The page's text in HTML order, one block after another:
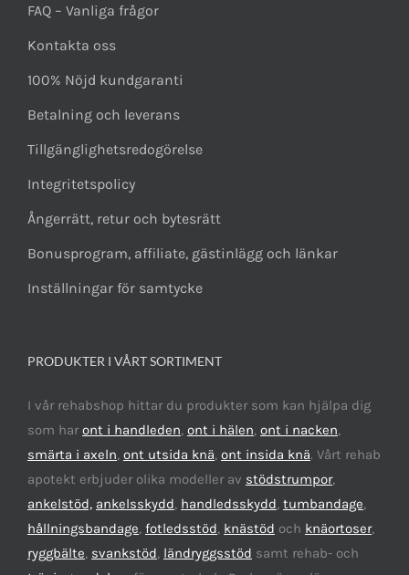
FAQ – Vanliga frågor
Kontakta oss
100% Nöjd kundgaranti
Betalning och leverans
Tillgänglighetsredogörelse
Integritetspolicy
Ångerrätt, retur och bytesrätt
Bonusprogram, affiliate, gästinlägg och länkar
Inställningar för samtycke
PRODUKTER I VÅRT SORTIMENT
I vår rehabshop hittar du produkter som kan hjälpa dig
som haront i handleden, ont i hälen, ont i nacken,
smärta i axeln, ont utsida knä, ont insida knä. Vårt rehab
apotekt erbjuder olika modeller av stödstrumpor,
ankelstöd, ankelsskydd, handledsskydd, tumbandage,
hållningsbandage, fotledsstöd, knästöd och knäortoser,
ryggbälte, svankstöd, ländryggsstöd samt rehab- och